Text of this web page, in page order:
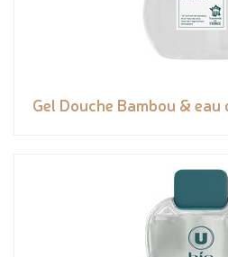
Gel Douche Bambou & eau